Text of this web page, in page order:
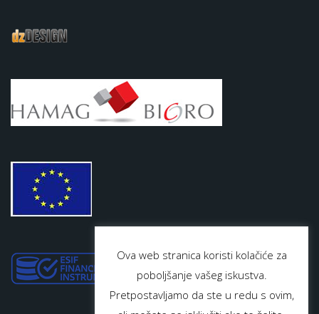
Ova web stranica koristi kolačiće za
poboljšanje vašeg iskustva.
Pretpostavljamo da ste u redu s ovim,